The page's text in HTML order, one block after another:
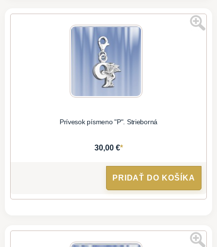
Prívesok písmeno "P". Strieborná
30,00 €*
PRIDAŤ DO KOŠÍKA